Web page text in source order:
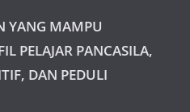
YANG MAMPU
PELAJAR PANCASILA,
DAN PEDULI